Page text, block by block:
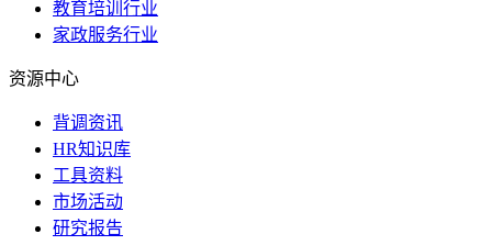
教育培训行业
家政服务行业
资源中心
背调资讯
HR知识库
工具资料
市场活动
研究报告